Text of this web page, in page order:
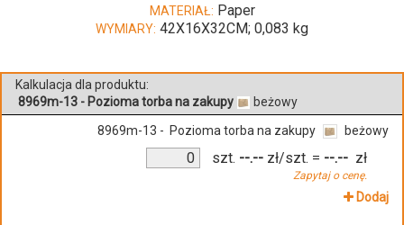
MATERIAŁ: Paper
WYMIARY: 42X16X32CM; 0,083 kg
Kalkulacja dla produktu:
8969m-13 - Pozioma torba na zakupy
beżowy
8969m-13 - Pozioma torba na zakupy beżowy
szt. --.-- zł/szt.
Zapytaj o cenę.
= --.-- zł
Dodaj